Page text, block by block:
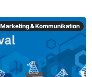
Marketing & Kommunikation